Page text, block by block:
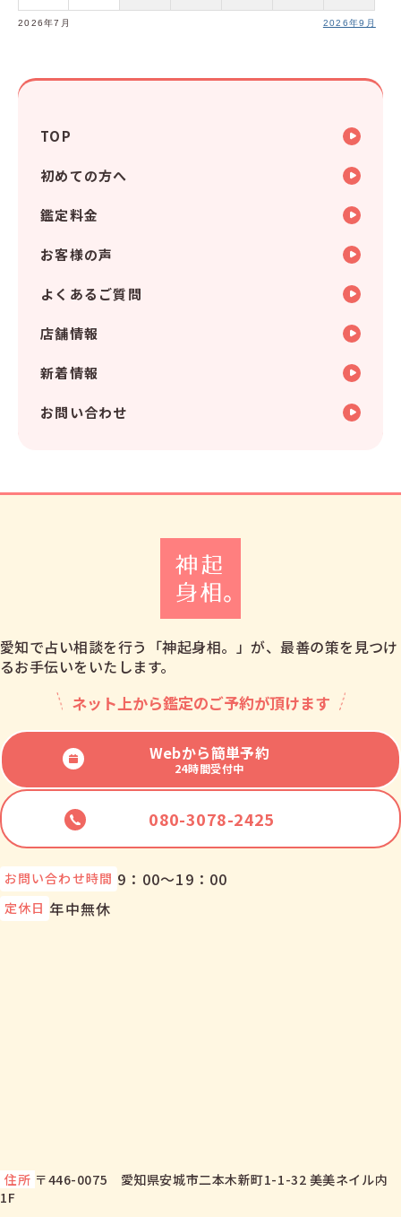
2026年7月 2026年9月
TOP
初めての方へ
鑑定料金
お客様の声
よくあるご質問
店舗情報
新着情報
お問い合わせ
愛知で占い相談を行う「神起身相。」が、最善の策を見つけ
るお手伝いをいたします。
ネット上から鑑定のご予約が頂けます
Webから簡単予約
24時間受付中
080-3078-2425
お問い合わせ時間 9：00～19：00
定休日 年中無休
住所 〒446-0075 愛知県安城市二本木新町1-1-32 美美ネイル内
1F